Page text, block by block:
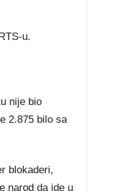
u.
nije bio
2.875 bilo sa
blokaderi,
narod da ide u